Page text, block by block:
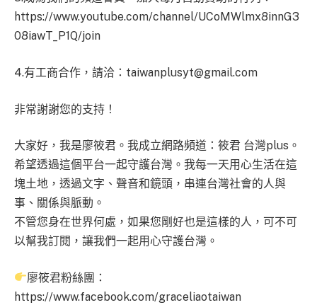
https://www.youtube.com/channel/UCoMWlmx8innG3
08iawT_P1Q/join
4.有工商合作，請洽： taiwanplusyt@gmail.com
非常謝謝您的支持！
大家好，我是廖筱君。我成立網路頻道：筱君 台灣plus。
希望透過這個平台一起守護台灣。我每一天用心生活在這
塊土地，透過文字、聲音和鏡頭，串連台灣社會的人與
事、關係與脈動。
不管您身在世界何處，如果您剛好也是這樣的人，可不可
以幫我訂閱，讓我們一起用心守護台灣。
廖筱君粉絲團：
https://www.facebook.com/graceliaotaiwan